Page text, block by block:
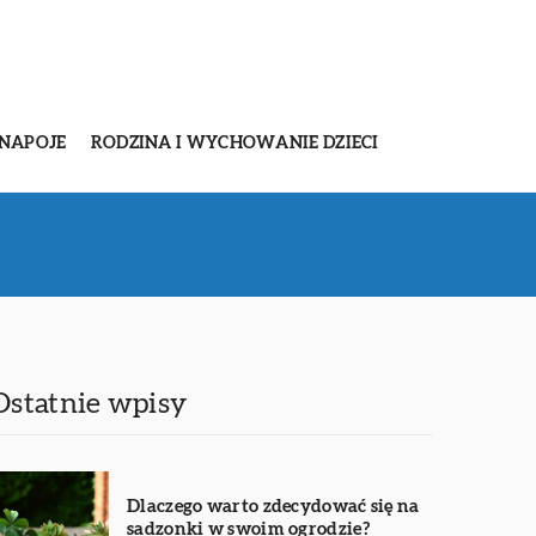
RODZINA I WYCHOWANIE DZIECI
wpisy
Dlaczego warto zdecydować się na
sadzonki w swoim ogrodzie?